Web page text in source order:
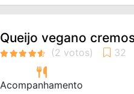
Queijo vegano
Acompanhamento